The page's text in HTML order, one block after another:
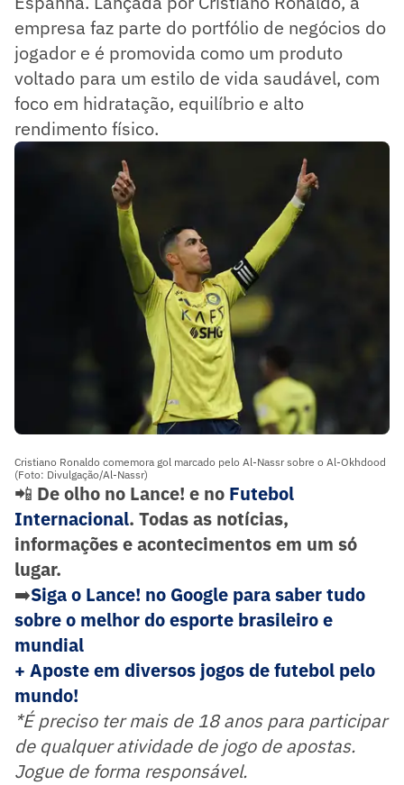
empresa faz parte do portfólio de negócios do
jogador e é promovida como um produto
voltado para um estilo de vida saudável, com
foco em hidratação, equilíbrio e alto
rendimento físico.
Cristiano Ronaldo comemora gol marcado pelo Al-Nassr sobre o Al-Okhdood
(Foto: Divulgação/Al-Nassr)
📲 De olho no Lance! e no Futebol
Internacional. Todas as notícias,
informações e acontecimentos em um só
lugar.
➡️Siga o Lance! no Google para saber tudo
sobre o melhor do esporte brasileiro e
mundial
+ Aposte em diversos jogos de futebol pelo
mundo!
*É preciso ter mais de 18 anos para participar
de qualquer atividade de jogo de apostas.
Jogue de forma responsável.